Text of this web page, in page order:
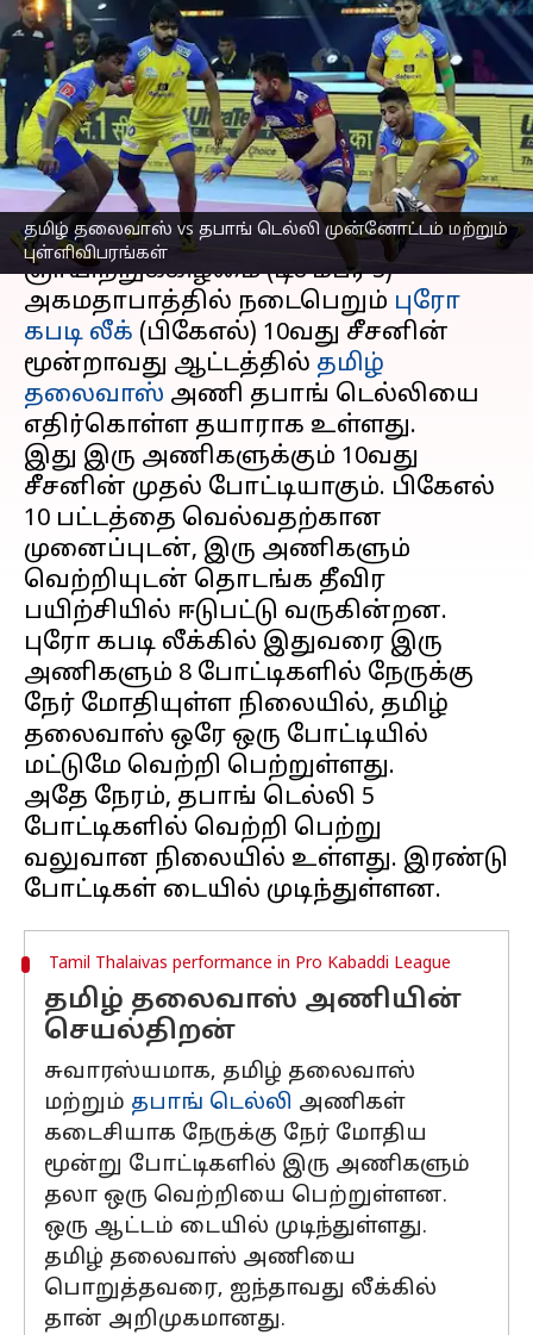
தமிழ் தலைவாஸ் vs தபாங் டெல்லி முன்னோட்டம் மற்றும்
புள்ளிவிபரங்கள்
தமிழ் தலைவாஸ் vs தபாங்
டெல்லி முன்னோட்டம்
மற்றும் புள்ளிவிபரங்கள்
எழுதியவர் Sekar Chinnappan Dec 03, 2023 11:39 am
செய்தி முன்னோட்டம்
ஞாயிற்றுக்கிழமை (டிசம்பர் 3)
அகமதாபாத்தில் நடைபெறும் புரோ
கபடி லீக் (பிகேஎல்) 10வது சீசனின்
மூன்றாவது ஆட்டத்தில் தமிழ்
தலைவாஸ் அணி தபாங் டெல்லியை
எதிர்கொள்ள தயாராக உள்ளது.
இது இரு அணிகளுக்கும் 10வது
சீசனின் முதல் போட்டியாகும். பிகேஎல்
10 பட்டத்தை வெல்வதற்கான
முனைப்புடன், இரு அணிகளும்
வெற்றியுடன் தொடங்க தீவிர
பயிற்சியில் ஈடுபட்டு வருகின்றன.
புரோ கபடி லீக்கில் இதுவரை இரு
அணிகளும் 8 போட்டிகளில் நேருக்கு
நேர் மோதியுள்ள நிலையில், தமிழ்
தலைவாஸ் ஒரே ஒரு போட்டியில்
மட்டுமே வெற்றி பெற்றுள்ளது.
அதே நேரம், தபாங் டெல்லி 5
போட்டிகளில் வெற்றி பெற்று
வலுவான நிலையில் உள்ளது. இரண்டு
Tamil Thalaivas performance in Pro Kabaddi League
தமிழ் தலைவாஸ் அணியின்
செயல்திறன்
சுவாரஸ்யமாக, தமிழ் தலைவாஸ்
மற்றும் தபாங் டெல்லி அணிகள்
கடைசியாக நேருக்கு நேர் மோதிய
மூன்று போட்டிகளில் இரு அணிகளும்
தலா ஒரு வெற்றியை பெற்றுள்ளன.
ஒரு ஆட்டம் டையில் முடிந்துள்ளது.
தமிழ் தலைவாஸ் அணியை
பொறுத்தவரை, ஐந்தாவது லீக்கில்
தான் அறிமுகமானது.